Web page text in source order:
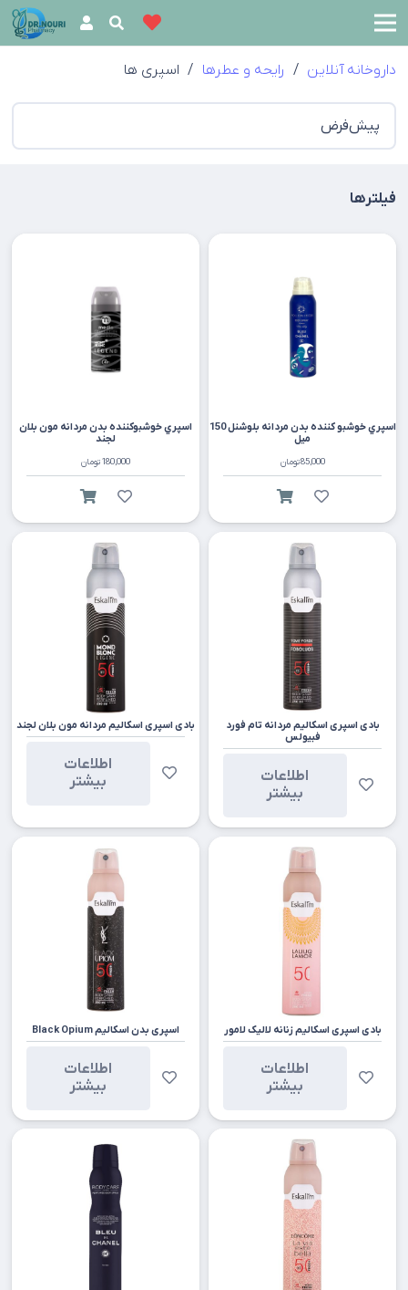
داروخانه آنلاین / رایحه و عطرها / اسپری ها
فیلترها
اسپري خوشبو کننده بدن مردانه بلوشنل 150
میل
85,000تومان
اسپري خوشبوکننده بدن مردانه مون بلان
لجند
180,000تومان
بادی اسپری اسکالیم مردانه تام فورد
فبیولس
اطلاعات
بیشتر
بادی اسپری اسکالیم مردانه مون بلان لجند
اطلاعات
بیشتر
بادی اسپری اسکالیم زنانه لالیک لامور
اطلاعات
بیشتر
اسپری بدن اسکالیم Black Opium
اطلاعات
بیشتر